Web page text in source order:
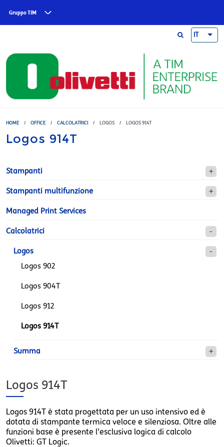
Gruppo TIM
IT
HOME / OFFICE / CALCOLATRICI / LOGOS / LOGOS 914T
Logos 914T
Stampanti
Stampanti multifunzione
Managed Print Services
Calcolatrici
Logos
Logos 902
Logos 904T
Logos 912
Logos 914T
Summa
Logos 914T
Logos 914T è stata progettata per un uso intensivo ed è
dotata di stampante termica veloce e silenziosa. Oltre alle
funzioni base è presente l'esclusiva logica di calcolo
Olivetti: GT Logic.